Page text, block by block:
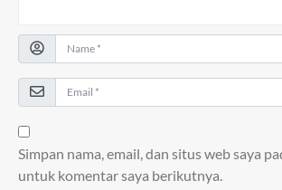
Simpan nama, email, dan situs web saya
untuk komentar saya berikutnya.